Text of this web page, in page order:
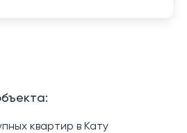
квартир в Кату